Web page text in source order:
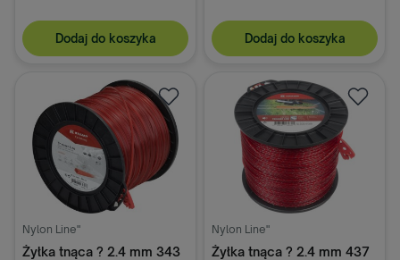
Dodaj do koszyka Dodaj do koszyka
Nylon Line"
Żyłka tnąca ? 2.4 mm 343
Nylon Line"
Żyłka tnąca ? 2.4 mm 437